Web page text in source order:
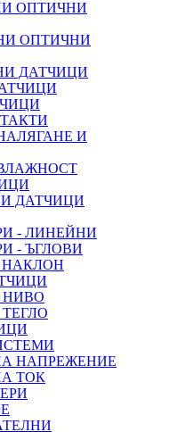
ОПТИЧНИ
ОПТИЧНИ
ДАТЧИЦИ
И
ДАТЧИЦИ
- ЛИНЕЙНИ
- ЪГЛОВИ
НАКЛОН
НИВО
НАПРЕЖЕНИЕ
ТОК